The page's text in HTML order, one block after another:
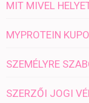
MIT MIVEL
MYPROTEIN
SZEMÉLYRE
SZERZŐI JOGI